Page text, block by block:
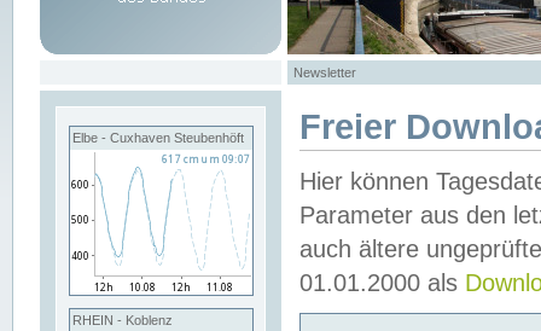
Newsletter
Elbe - Cuxhaven Steubenhöft
RHEIN - Koblenz
Freier
Hier können
Parameter aus den
auch ältere
01.01.2000 als